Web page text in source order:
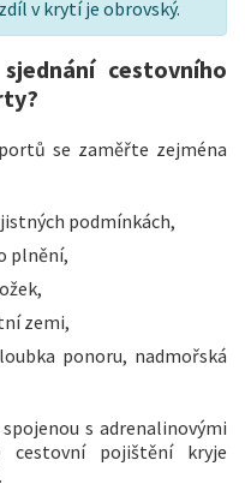
v krytí je obrovský.
cestovního
se zaměřte zejména
podmínkách,
plnění,
zemi,
ponoru, nadmořská
s adrenalinovými
cestovní pojištění kryje